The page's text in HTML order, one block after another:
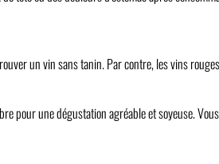
un vin sans tanin. Par contre, les vins
pour une dégustation agréable et soyeuse.